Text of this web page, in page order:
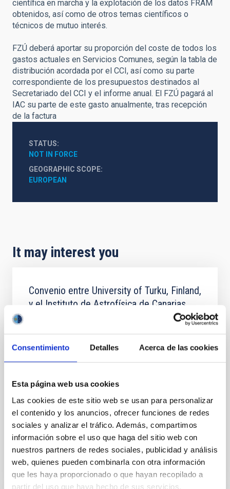
Consentimiento Detalles Acerca de las cookies
Esta página web usa cookies
Las cookies de este sitio web se usan para personalizar
el contenido y los anuncios, ofrecer funciones de redes
sociales y analizar el tráfico. Además, compartimos
información sobre el uso que haga del sitio web con
nuestros partners de redes sociales, publicidad y análisis
web, quienes pueden combinarla con otra información
que les haya proporcionado o que hayan recopilado a
partir del uso que haya hecho de sus servicios.
científica en marcha y la explotación de los datos FRAM
obtenidos, así como de otros temas científicos o
técnicos de mutuo interés.
FZÚ deberá aportar su proporción del coste de todos los
gastos actuales en Servicios Comunes, según la tabla de
distribución acordada por el CCI, así como su parte
correspondiente de los presupuestos destinados al
Secretariado del CCI y el informe anual. El FZÚ pagará al
IAC su parte de este gasto anualmente, tras recepción
de la factura
STATUS
NOT IN FORCE
GEOGRAPHIC SCOPE
EUROPEAN
It may interest you
Convenio entre University of Turku, Finland,
y el Instituto de Astrofísica de Canarias
para la operación del Telescopio Óptico
Nórdico en el Observatorio del Roque de
los Muchachos en La Palma
El objeto del Convenio es la operación del NOT en el
establecen en el Artículo 3 del Protocolo del Tratado
In-force date 06/18/2020-05/16/2032
In force